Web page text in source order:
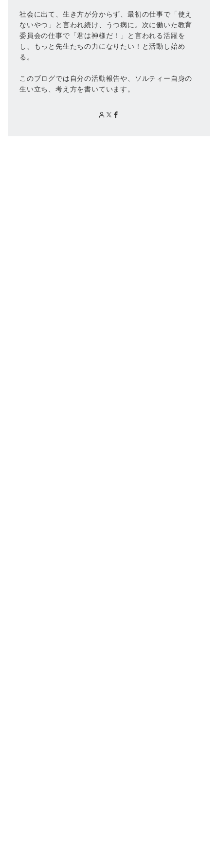
社会に出て、生き方が分からず、最初の仕事で「使え
ないやつ」と言われ続け、うつ病に。次に働いた教育
委員会の仕事で「君は神様だ！」と言われる活躍を
し、もっと先生たちの力になりたい！と活動し始め
る。
このブログでは自分の活動報告や、ソルティー自身の
生い立ち、考え方を書いています。